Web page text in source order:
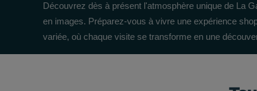
Découvrez dès à présent l'atmosphère unique de La
en images. Préparez-vous à vivre une expérience
variée, où chaque visite se transforme en une